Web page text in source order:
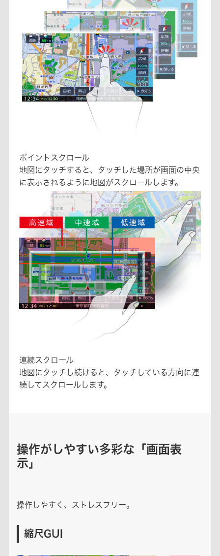
ポイントスクロール
地図にタッチすると、タッチした場所が画面の中央
に表示されるように地図がスクロールします。
連続スクロール
地図にタッチし続けると、タッチしている方向に連
続してスクロールします。
操作がしやすい多彩な「画面表
示」
操作しやすく、ストレスフリー。
縮尺GUI